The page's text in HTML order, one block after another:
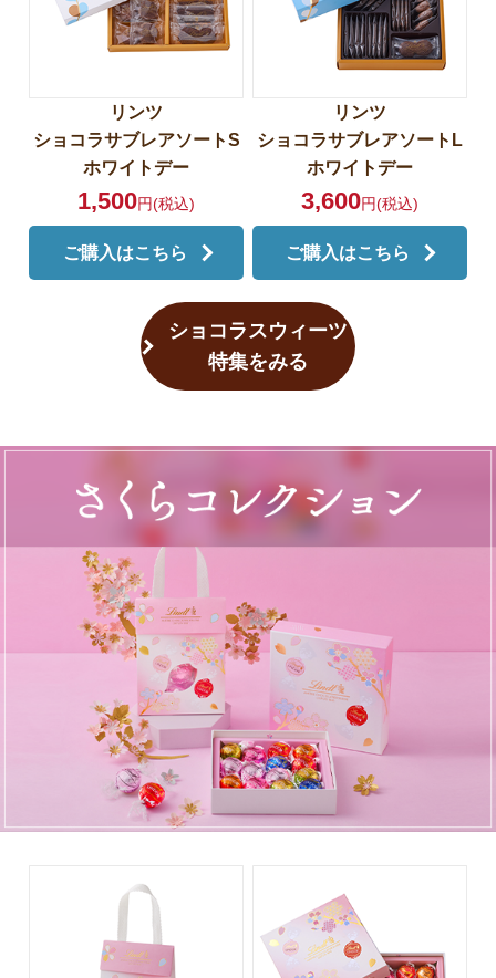
リンツ
ショコラサブレアソートS
ホワイトデー
1,500円(税込)
ご購入はこちら
リンツ
ショコラサブレアソートL
ホワイトデー
3,600円(税込)
ご購入はこちら
ショコラスウィーツ
特集をみる